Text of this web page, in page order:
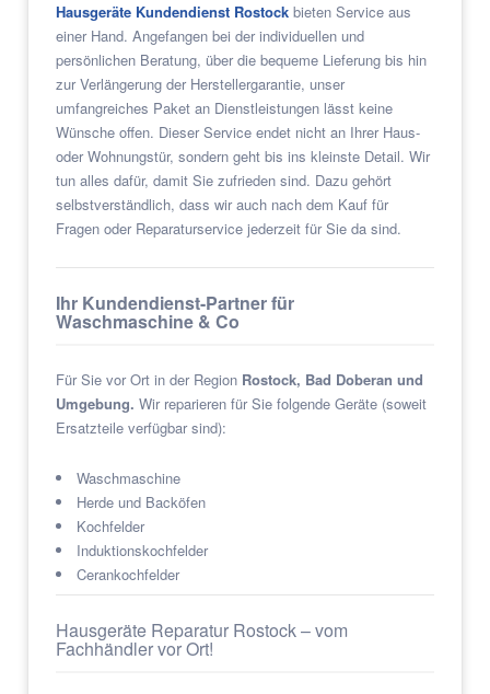
Hausgeräte Kundendienst Rostock bieten Service aus
einer Hand. Angefangen bei der individuellen und
persönlichen Beratung, über die bequeme Lieferung bis hin
zur Verlängerung der Herstellergarantie, unser
umfangreiches Paket an Dienstleistungen lässt keine
Wünsche offen. Dieser Service endet nicht an Ihrer Haus-
oder Wohnungstür, sondern geht bis ins kleinste Detail. Wir
tun alles dafür, damit Sie zufrieden sind. Dazu gehört
selbstverständlich, dass wir auch nach dem Kauf für
Fragen oder Reparaturservice jederzeit für Sie da sind.
Ihr Kundendienst-Partner für
Waschmaschine & Co
Für Sie vor Ort in der Region Rostock, Bad Doberan und
Umgebung. Wir reparieren für Sie folgende Geräte (soweit
Ersatzteile verfügbar sind):
Waschmaschine
Herde und Backöfen
Kochfelder
Induktionskochfelder
Cerankochfelder
Hausgeräte Reparatur Rostock – vom
Fachhändler vor Ort!